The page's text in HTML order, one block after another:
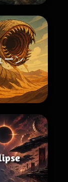
ーン